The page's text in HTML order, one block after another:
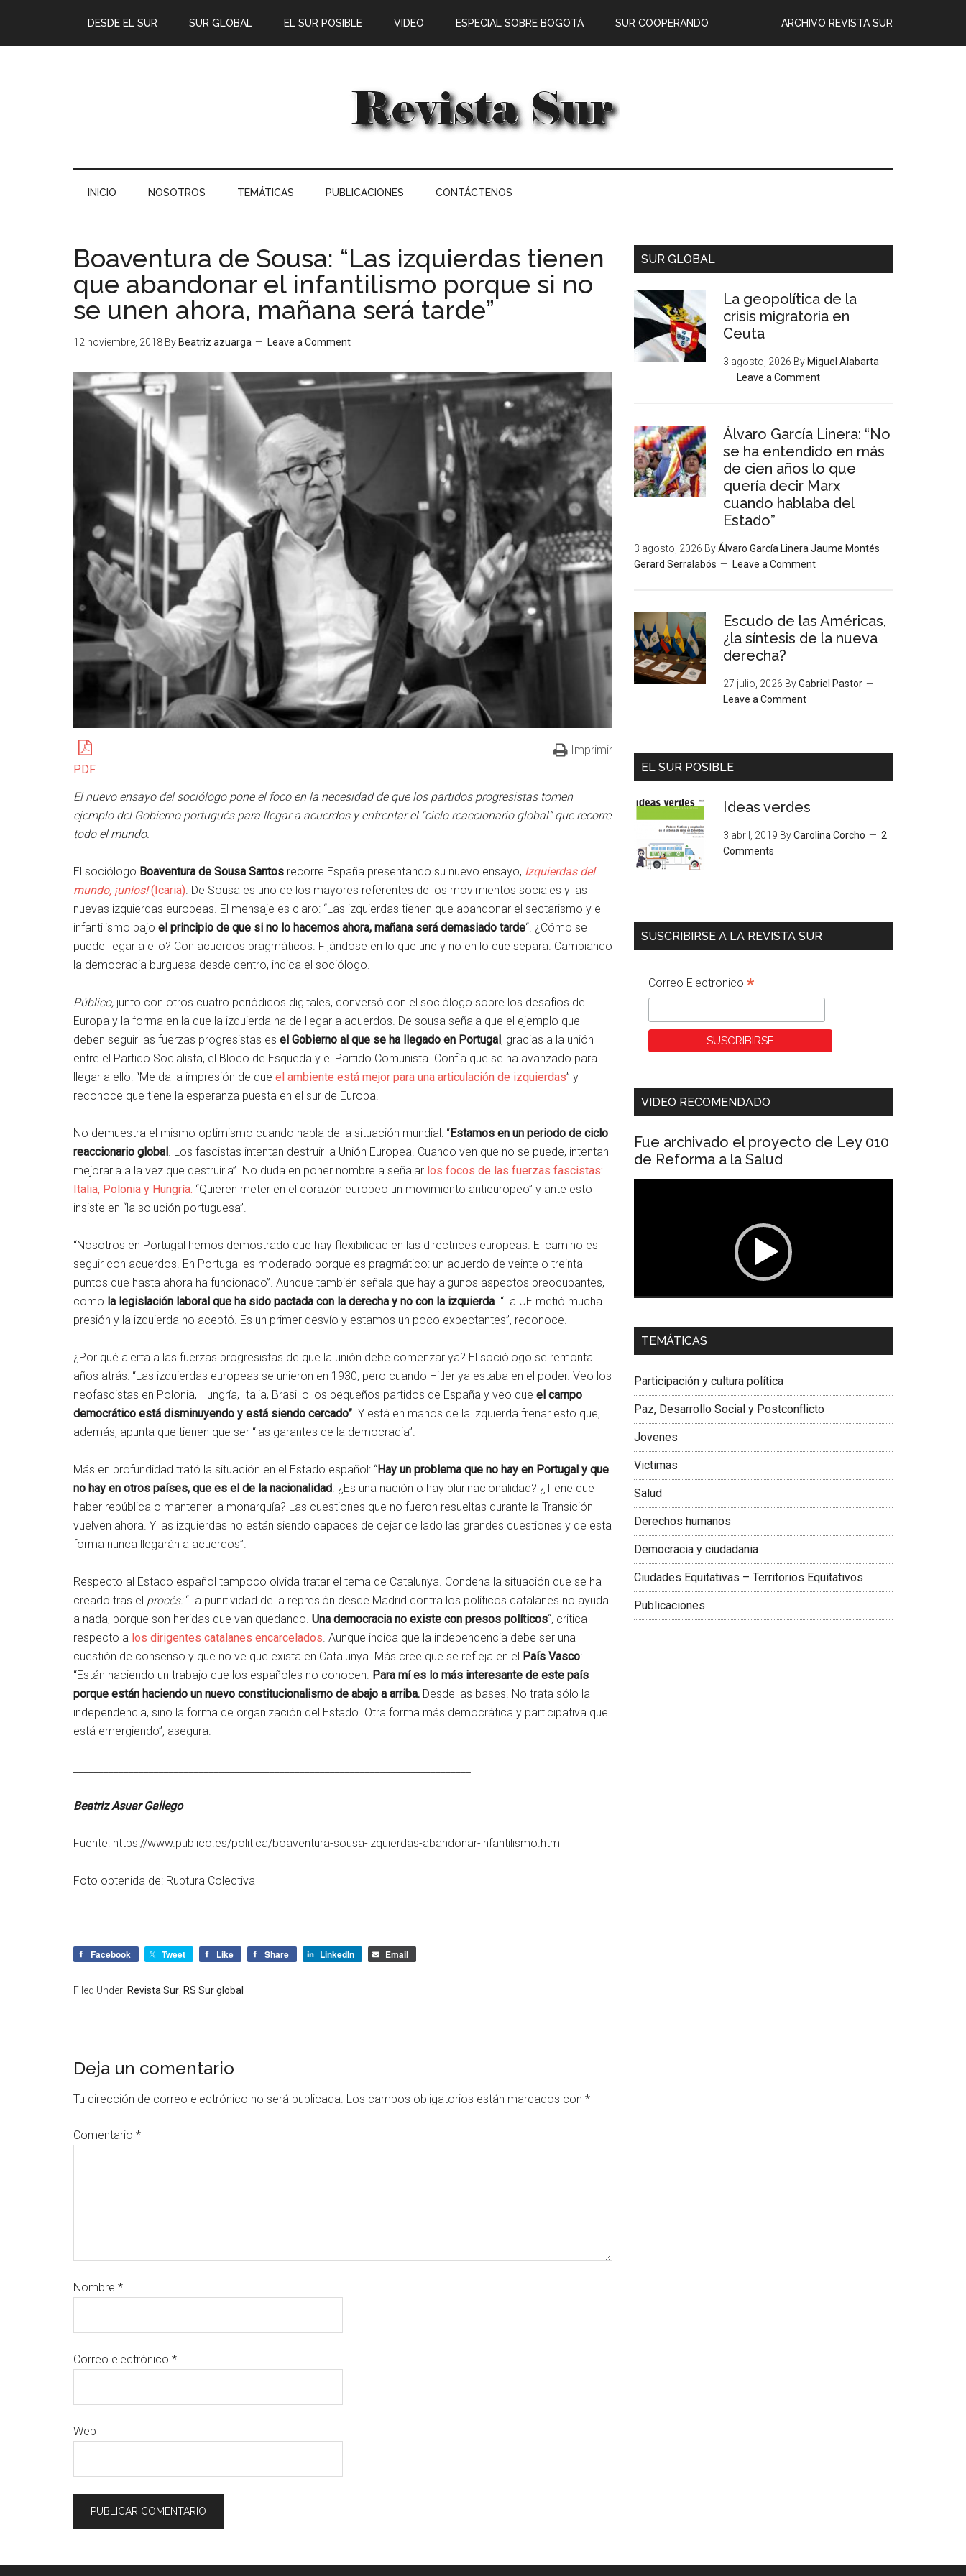
DESDE EL SUR SUR GLOBAL EL SUR POSIBLE ARCHIVO REVISTA SUR
VIDEO ESPECIAL SOBRE BOGOTÁ SUR COOPERANDO
INICIO NOSOTROS TEMÁTICAS PUBLICACIONES CONTÁCTENOS
Boaventura de Sousa: “Las izquierdas tienen
que abandonar el infantilismo porque si no
se unen ahora, mañana será tarde”
12 noviembre, 2018 By Beatriz azuarga Leave a Comment
PDF
Imprimir
El nuevo ensayo del sociólogo pone el foco en la necesidad de que los partidos progresistas tomen
ejemplo del Gobierno portugués para llegar a acuerdos y enfrentar el “ciclo reaccionario global” que recorre
todo el mundo.
El sociólogo Boaventura de Sousa Santos recorre España presentando su nuevo ensayo, Izquierdas del
mundo, ¡uníos!(Icaria). De Sousa es uno de los mayores referentes de los movimientos sociales y las
nuevas izquierdas europeas. El mensaje es claro: “Las izquierdas tienen que abandonar el sectarismo y el
infantilismo bajo el principio de que si no lo hacemos ahora, mañana será demasiado tarde“. ¿Cómo se
puede llegar a ello? Con acuerdos pragmáticos. Fijándose en lo que une y no en lo que separa. Cambiando
la democracia burguesa desde dentro, indica el sociólogo.
Público, junto con otros cuatro periódicos digitales, conversó con el sociólogo sobre los desafíos de
Europa y la forma en la que la izquierda ha de llegar a acuerdos. De sousa señala que el ejemplo que
deben seguir las fuerzas progresistas es el Gobierno al que se ha llegado en Portugal, gracias a la unión
entre el Partido Socialista, el Bloco de Esqueda y el Partido Comunista. Confía que se ha avanzado para
llegar a ello: “Me da la impresión de que el ambiente está mejor para una articulación de izquierdas” y
reconoce que tiene la esperanza puesta en el sur de Europa.
No demuestra el mismo optimismo cuando habla de la situación mundial: “Estamos en un periodo de ciclo
reaccionario global. Los fascistas intentan destruir la Unión Europea. Cuando ven que no se puede, intentan
mejorarla a la vez que destruirla”. No duda en poner nombre a señalar los focos de las fuerzas fascistas:
Italia, Polonia y Hungría. “Quieren meter en el corazón europeo un movimiento antieuropeo” y ante esto
insiste en “la solución portuguesa”.
“Nosotros en Portugal hemos demostrado que hay flexibilidad en las directrices europeas. El camino es
seguir con acuerdos. En Portugal es moderado porque es pragmático: un acuerdo de veinte o treinta
puntos que hasta ahora ha funcionado”. Aunque también señala que hay algunos aspectos preocupantes,
como la legislación laboral que ha sido pactada con la derecha y no con la izquierda. “La UE metió mucha
presión y la izquierda no aceptó. Es un primer desvío y estamos un poco expectantes”, reconoce.
¿Por qué alerta a las fuerzas progresistas de que la unión debe comenzar ya? El sociólogo se remonta
años atrás: “Las izquierdas europeas se unieron en 1930, pero cuando Hitler ya estaba en el poder. Veo los
neofascistas en Polonia, Hungría, Italia, Brasil o los pequeños partidos de España y veo que el campo
democrático está disminuyendo y está siendo cercado”. Y está en manos de la izquierda frenar esto que,
además, apunta que tienen que ser “las garantes de la democracia”.
Más en profundidad trató la situación en el Estado español: “Hay un problema que no hay en Portugal y que
no hay en otros países, que es el de la nacionalidad. ¿Es una nación o hay plurinacionalidad? ¿Tiene que
haber república o mantener la monarquía? Las cuestiones que no fueron resueltas durante la Transición
vuelven ahora. Y las izquierdas no están siendo capaces de dejar de lado las grandes cuestiones y de esta
forma nunca llegarán a acuerdos”.
Respecto al Estado español tampoco olvida tratar el tema de Catalunya. Condena la situación que se ha
creado tras el procés:“La punitividad de la represión desde Madrid contra los políticos catalanes no ayuda
a nada, porque son heridas que van quedando. Una democracia no existe con presos políticos“, critica
respecto a los dirigentes catalanes encarcelados. Aunque indica que la independencia debe ser una
cuestión de consenso y que no ve que exista en Catalunya. Más cree que se refleja en el País Vasco:
“Están haciendo un trabajo que los españoles no conocen. Para mí es lo más interesante de este país
porque están haciendo un nuevo constitucionalismo de abajo a arriba. Desde las bases. No trata sólo la
independencia, sino la forma de organización del Estado. Otra forma más democrática y participativa que
está emergiendo”, asegura.
Beatriz Asuar Gallego
Fuente: https://www.publico.es/politica/boaventura-sousa-izquierdas-abandonar-infantilismo.html
Foto obtenida de: Ruptura Colectiva
Facebook Tweet Like Share LinkedIn Email
Filed Under: Revista Sur RS Sur global
Deja un comentario
Tu dirección de correo electrónico no será publicada. Los campos obligatorios están marcados con *
Comentario *
Nombre *
Correo electrónico *
Web
SUR GLOBAL
La geopolítica de la
crisis migratoria en
Ceuta
3 agosto, 2026 By Miguel Alabarta
Leave a Comment
Álvaro García Linera: “No
se ha entendido en más
de cien años lo que
quería decir Marx
cuando hablaba del
Estado”
3 agosto, 2026 ByÁlvaro García Linera Jaume Montés
Gerard Serralabós
Leave a Comment
Escudo de las Américas,
¿la síntesis de la nueva
derecha?
27 julio, 2026 ByGabriel Pastor
Leave a Comment
EL SUR POSIBLE
Ideas verdes
3 abril, 2019 ByCarolina Corcho
2
Comments
SUSCRIBIRSE A LA REVISTA SUR
Correo Electronico *
VIDEO RECOMENDADO
Fue archivado el proyecto de Ley 010
de Reforma a la Salud
Dra. Carolina Corcho Mejía,
Latinoamericana Sur, Vicepresidenta Federación
TEMÁTICAS
Participación y cultura política
Paz, Desarrollo Social y Postconflicto
Jovenes
Victimas
Salud
Derechos humanos
Democracia y ciudadania
Ciudades Equitativas – Territorios Equitativos
Publicaciones